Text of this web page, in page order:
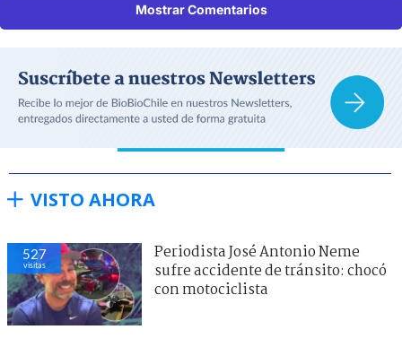
Mostrar Comentarios
VISTO AHORA
497
visitas
Periodista José Antonio Neme
sufre accidente de tránsito: chocó
con motociclista